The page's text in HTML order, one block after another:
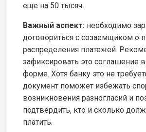
еще на 50 тысяч.
Важный аспект: необходимо
договориться с созаемщиком о
распределения платежей.
зафиксировать это соглашение
форме. Хотя банку это не
документ поможет избежать
возникновения разногласий и
подтвердить, кто и сколько
платить.